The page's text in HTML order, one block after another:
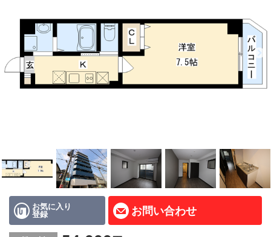
スタッフ
BLOG
RECRUIT
店舗情報·アクセス
会社概要お気に入り
登録 お問い合わせ